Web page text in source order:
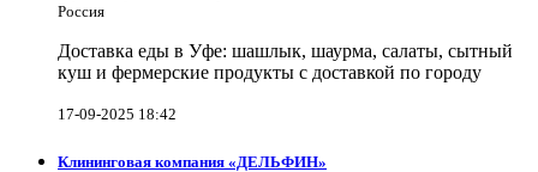
Россия
Доставка еды в Уфе: шашлык, шаурма, салаты, сытный
куш и фермерские продукты с доставкой по городу
17-09-2025 18:42
Клининговая компания «ДЕЛЬФИН»